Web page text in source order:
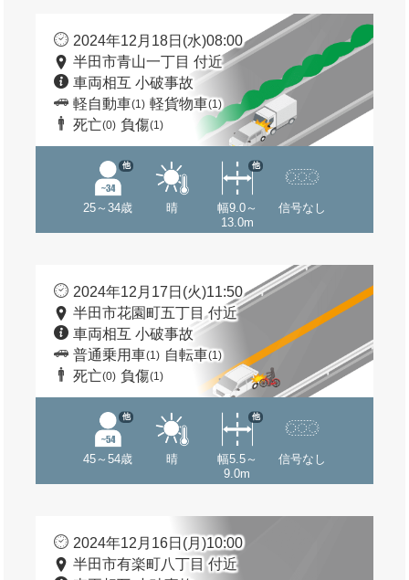
2024年12月18日(水)08:00
半田市青山一丁目 付近
車両相互 小破事故
軽自動車(1) 軽貨物車(1)
死亡(0) 負傷(1)
25～34歳
他
晴
幅9.0～
13.0m
他
信号なし
2024年12月17日(火)11:50
半田市花園町五丁目 付近
車両相互 小破事故
普通乗用車(1) 自転車(1)
死亡(0) 負傷(1)
45～54歳
他
晴
幅5.5～
9.0m
他
信号なし
2024年12月16日(月)10:00
半田市有楽町八丁目 付近